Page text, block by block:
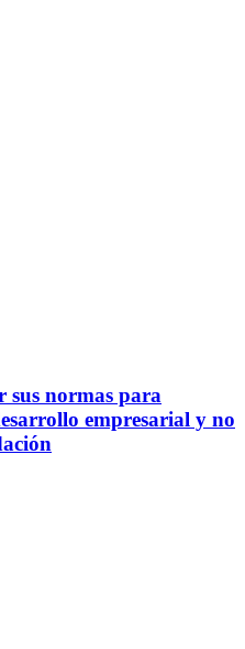
sus normas para
empresarial y no